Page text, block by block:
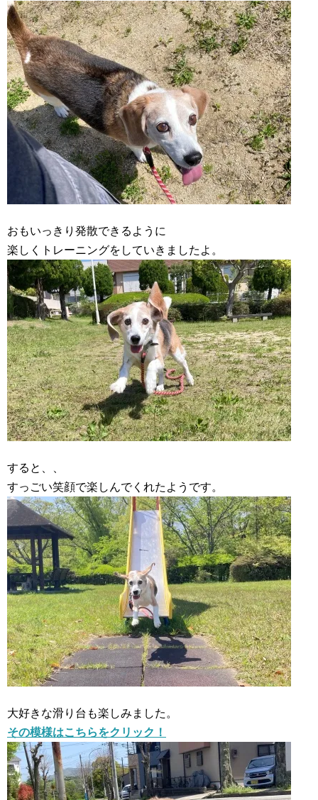
おもいっきり発散できるように
楽しくトレーニングをしていきましたよ。
すると、、
すっごい笑顔で楽しんでくれたようです。
大好きな滑り台も楽しみました。
その模様はこちらをクリック！